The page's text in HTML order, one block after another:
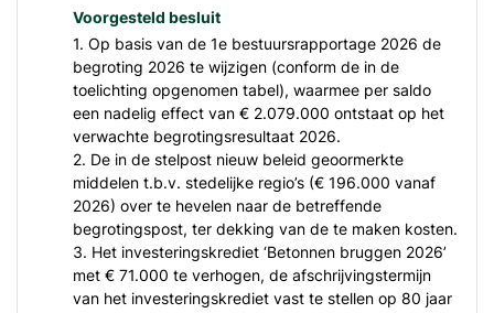
Voorgesteld besluit
1. Op basis van de 1e bestuursrapportage 2026 de
begroting 2026 te wijzigen (conform de in de
toelichting opgenomen tabel), waarmee per saldo
een nadelig effect van € 2.079.000 ontstaat op het
verwachte begrotingsresultaat 2026.
2. De in de stelpost nieuw beleid geoormerkte
middelen t.b.v. stedelijke regio’s (€ 196.000 vanaf
2026) over te hevelen naar de betreffende
begrotingspost, ter dekking van de te maken kosten.
3. Het investeringskrediet ‘Betonnen bruggen 2026’
met € 71.000 te verhogen, de afschrijvingstermijn
van het investeringskrediet vast te stellen op 80 jaar